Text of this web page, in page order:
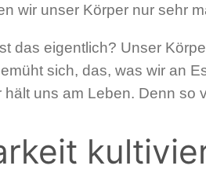
wir unser Körper nur sehr
das eigentlich? Unser
sich, das, was wir an
hält uns am Leben. Denn so